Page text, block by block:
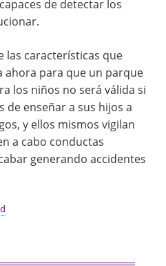
de detectar los
las características que
ahora para que un parque
los niños no será válida si
de enseñar a sus hijos a
y ellos mismos vigilan
a cabo conductas
generando accidentes